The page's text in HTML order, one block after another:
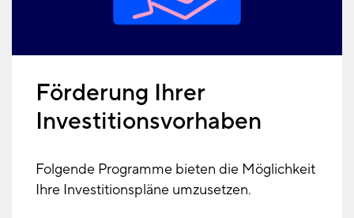
Förderung Ihrer
Investitionsvorhaben
Folgende Programme bieten die Möglichkeit
Ihre Investitionspläne umzusetzen.